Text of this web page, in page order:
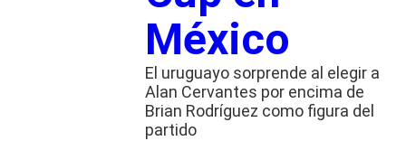
México
El uruguayo sorprende al elegir a
Alan Cervantes por encima de
Brian Rodríguez como figura del
partido